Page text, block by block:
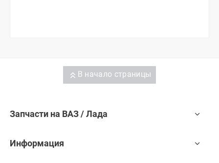
В начало страницы
Запчасти на ВАЗ / Лада
Информация